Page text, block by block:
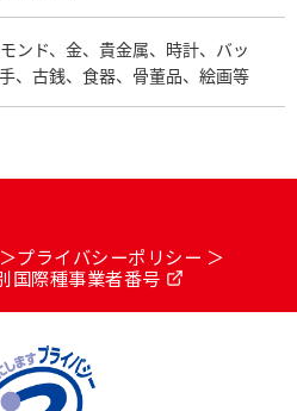
ル インゴット 1㎏
状態 A
備考 本体のみ
店舗
ンド、金、貴金属、時計、バッ
、古銭、食器、骨董品、絵画等
プライバシーポリシー
国際種事業者番号